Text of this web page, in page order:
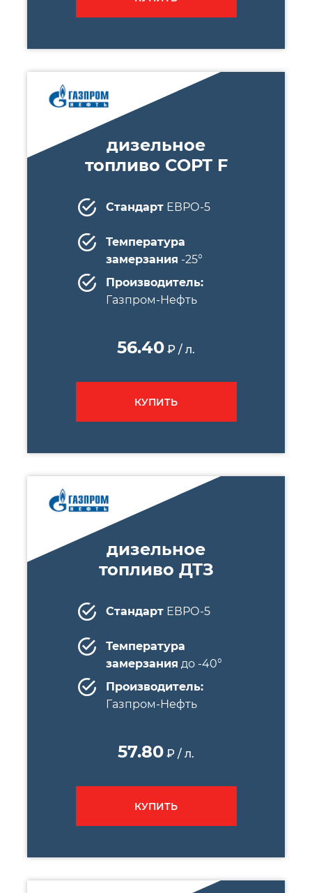
дизельное
топливо СОРТ F
СтандартЕВРО-5
Температура
замерзания -25°
Производитель:
Газпром-Нефть
56.40 ₽ / л.
КУПИТЬ
дизельное
топливо ДТЗ
СтандартЕВРО-5
Температура
замерзания до -40°
Производитель:
Газпром-Нефть
57.80 ₽ / л.
КУПИТЬ